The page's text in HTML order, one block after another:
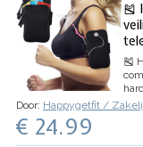
🎽
🎽
Door: Happygetfit /
€ 24.99